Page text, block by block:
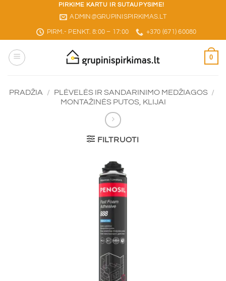
PIRKIME KARTU IR SUTAUPYSIME!
ADMIN@GRUPINISPIRKIMAS.LT
PIRM.- PENKT. 8:00 – 17:00 +370 (671) 60080
0
PRADŽIA / PLĖVELĖS IR SANDARINIMO MEDŽIAGOS /
MONTAŽINĖS PUTOS, KLIJAI
FILTRUOTI